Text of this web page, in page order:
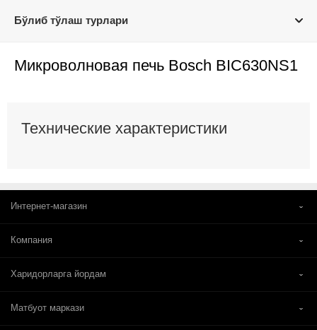
Бўлиб тўлаш турлари
Микроволновая печь Bosch BIC630NS1
Технические характеристики
Интернет-магазин
Компания
Харидорларга йордам
Матбуот маркази